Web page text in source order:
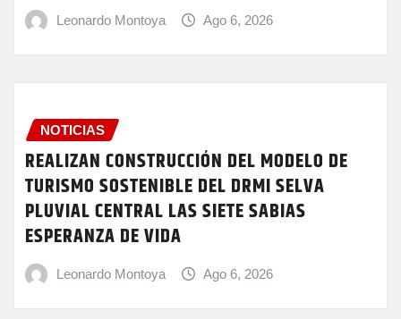
Leonardo Montoya Ago 6, 2026
NOTICIAS
REALIZAN CONSTRUCCIÓN DEL MODELO DE
TURISMO SOSTENIBLE DEL DRMI SELVA
PLUVIAL CENTRAL LAS SIETE SABIAS
ESPERANZA DE VIDA
Leonardo Montoya Ago 6, 2026